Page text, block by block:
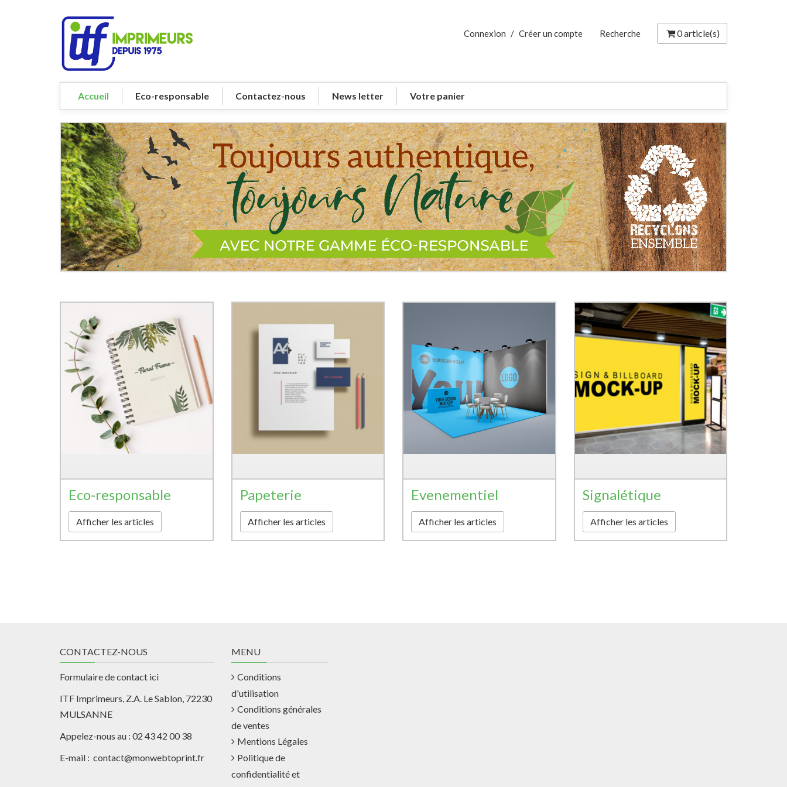
Connexion / Créer un compte Recherche 0article(s)
Accueil Eco-responsable Contactez-nous News letter Votre panier
Eco-responsable
Afficher les articles
Papeterie
Afficher les articles
Evenementiel
Afficher les articles
Signalétique
Afficher les articles
CONTACTEZ-NOUS
Formulaire de contact ici
ITF Imprimeurs, Z.A. Le Sablon, 72230
MULSANNE
Appelez-nous au : 02 43 42 00 38
E-mail : contact@monwebtoprint.fr
MENU
Conditions
d'utilisation
Conditions générales
de ventes
Mentions Légales
Politique de
confidentialité et